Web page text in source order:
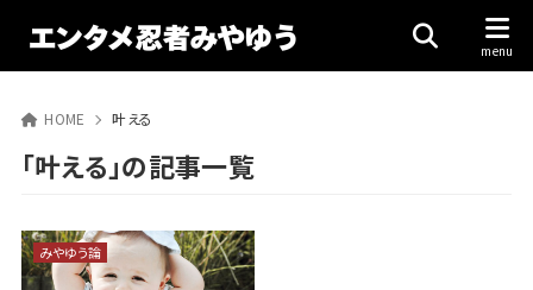
HOME 叶える
「叶える」の記事一覧
みやゆう論